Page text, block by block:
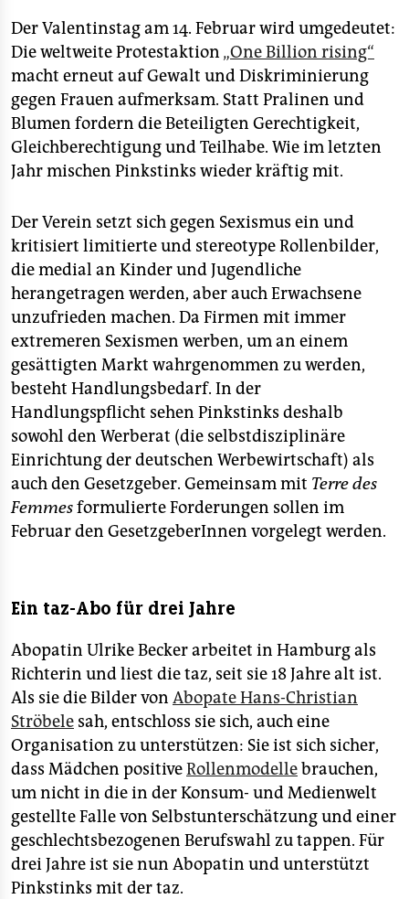
genossenschaft
epaper login
Der Valentinstag am 14. Februar wird umgedeutet:
Die weltweite Protestaktion „One Billion rising“
macht erneut auf Gewalt und Diskriminierung
gegen Frauen aufmerksam. Statt Pralinen und
Blumen fordern die Beteiligten Gerechtigkeit,
Gleichberechtigung und Teilhabe. Wie im letzten
Jahr mischen Pinkstinks wieder kräftig mit.
Der Verein setzt sich gegen Sexismus ein und
kritisiert limitierte und stereotype Rollenbilder,
die medial an Kinder und Jugendliche
herangetragen werden, aber auch Erwachsene
unzufrieden machen. Da Firmen mit immer
extremeren Sexismen werben, um an einem
gesättigten Markt wahrgenommen zu werden,
besteht Handlungsbedarf. In der
Handlungspflicht sehen Pinkstinks deshalb
sowohl den Werberat (die selbstdisziplinäre
Einrichtung der deutschen Werbewirtschaft) als
auch den Gesetzgeber. Gemeinsam mit Terre des
Femmesformulierte Forderungen sollen im
Februar den GesetzgeberInnen vorgelegt werden.
Ein taz-Abo für drei Jahre
Abopatin Ulrike Becker arbeitet in Hamburg als
Richterin und liest die taz, seit sie 18 Jahre alt ist.
Als sie die Bilder von Abopate Hans-Christian
Ströbele sah, entschloss sie sich, auch eine
Organisation zu unterstützen: Sie ist sich sicher,
dass Mädchen positiveRollenmodellebrauchen,
um nicht in die in der Konsum- und Medienwelt
gestellte Falle von Selbstunterschätzung und einer
geschlechtsbezogenen Berufswahl zu tappen. Für
drei Jahre ist sie nun Abopatin und unterstützt
Pinkstinks mit der taz.